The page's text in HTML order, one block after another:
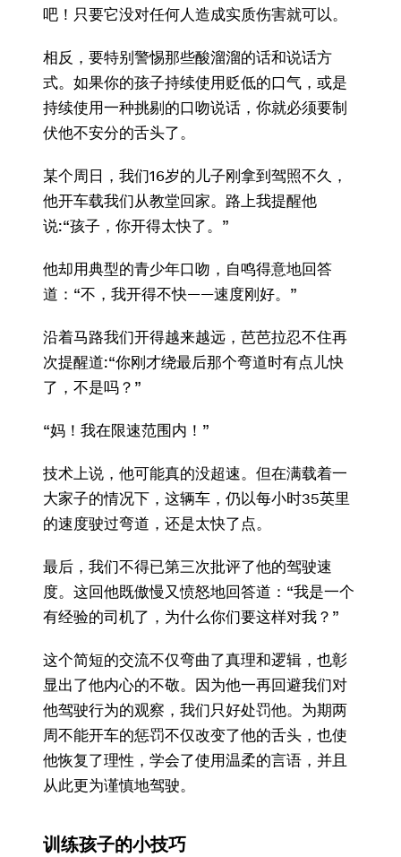
吧！只要它没对任何人造成实质伤害就可以。
相反，要特别警惕那些酸溜溜的话和说话方
式。如果你的孩子持续使用贬低的口气，或是
持续使用一种挑剔的口吻说话，你就必须要制
伏他不安分的舌头了。
某个周日，我们16岁的儿子刚拿到驾照不久，
他开车载我们从教堂回家。路上我提醒他
说:“孩子，你开得太快了。”
他却用典型的青少年口吻，自鸣得意地回答
道：“不，我开得不快——速度刚好。”
沿着马路我们开得越来越远，芭芭拉忍不住再
次提醒道:“你刚才绕最后那个弯道时有点儿快
了，不是吗？”
“妈！我在限速范围内！”
技术上说，他可能真的没超速。但在满载着一
大家子的情况下，这辆车，仍以每小时35英里
的速度驶过弯道，还是太快了点。
最后，我们不得已第三次批评了他的驾驶速
度。这回他既傲慢又愤怒地回答道：“我是一个
有经验的司机了，为什么你们要这样对我？”
这个简短的交流不仅弯曲了真理和逻辑，也彰
显出了他内心的不敬。因为他一再回避我们对
他驾驶行为的观察，我们只好处罚他。为期两
周不能开车的惩罚不仅改变了他的舌头，也使
他恢复了理性，学会了使用温柔的言语，并且
从此更为谨慎地驾驶。
训练孩子的小技巧